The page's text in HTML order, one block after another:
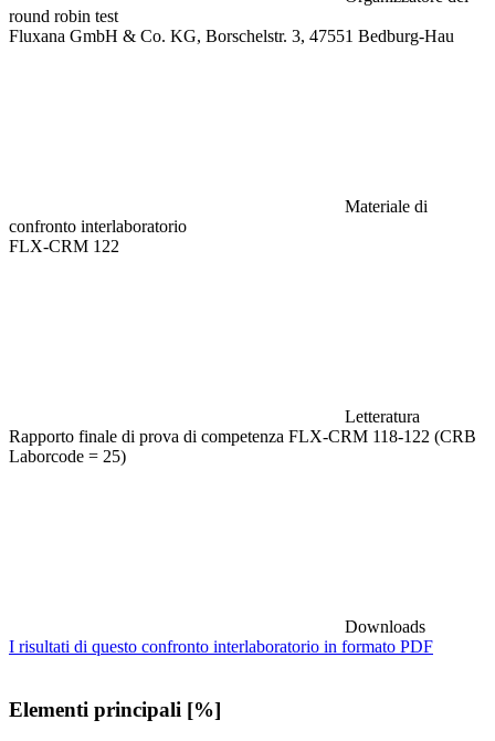
round robin test
Fluxana GmbH & Co. KG, Borschelstr. 3, 47551 Bedburg-Hau
Materiale di
confronto interlaboratorio
FLX-CRM 122
Letteratura
Rapporto finale di prova di competenza FLX-CRM 118-122 (CRB
Laborcode = 25)
Downloads
I risultati di questo confronto interlaboratorio in formato PDF
Elementi principali [%]